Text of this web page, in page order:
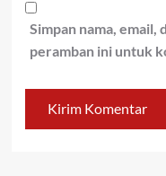
Simpan nama, email,
peramban ini untuk